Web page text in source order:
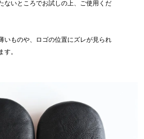
ないところでお試しの上、ご使用くだ
いものや、ロゴの位置にズレが見られ
す。